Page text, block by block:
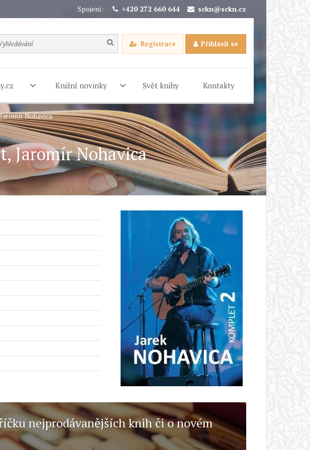
Spojení: +420 272 660 644 sckn@sckn.cz
Registrace Přihlásit se
Knižní novinky Svět knihy Kontakty
Nohavica
Jaromír Nohavica
nejprodávanějších knih či o novém